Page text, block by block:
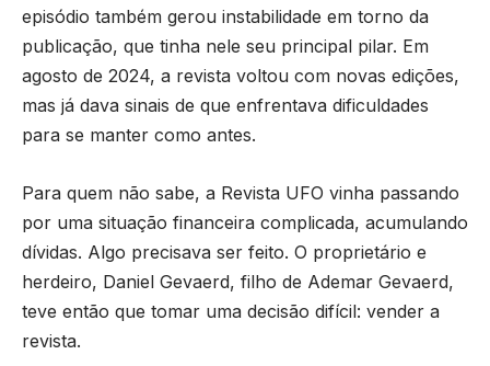
episódio também gerou instabilidade em torno da
publicação, que tinha nele seu principal pilar. Em
agosto de 2024, a revista voltou com novas edições,
mas já dava sinais de que enfrentava dificuldades
para se manter como antes.
Para quem não sabe, a Revista UFO vinha passando
por uma situação financeira complicada, acumulando
dívidas. Algo precisava ser feito. O proprietário e
herdeiro, Daniel Gevaerd, filho de Ademar Gevaerd,
teve então que tomar uma decisão difícil: vender a
revista.